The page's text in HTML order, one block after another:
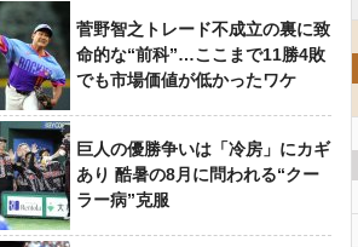
菅野智之トレード不成立の裏に致
命的な“前科”…ここまで11勝4敗
でも市場価値が低かったワケ
巨人の優勝争いは「冷房」にカギ
あり 酷暑の8月に問われる“クー
ラー病”克服